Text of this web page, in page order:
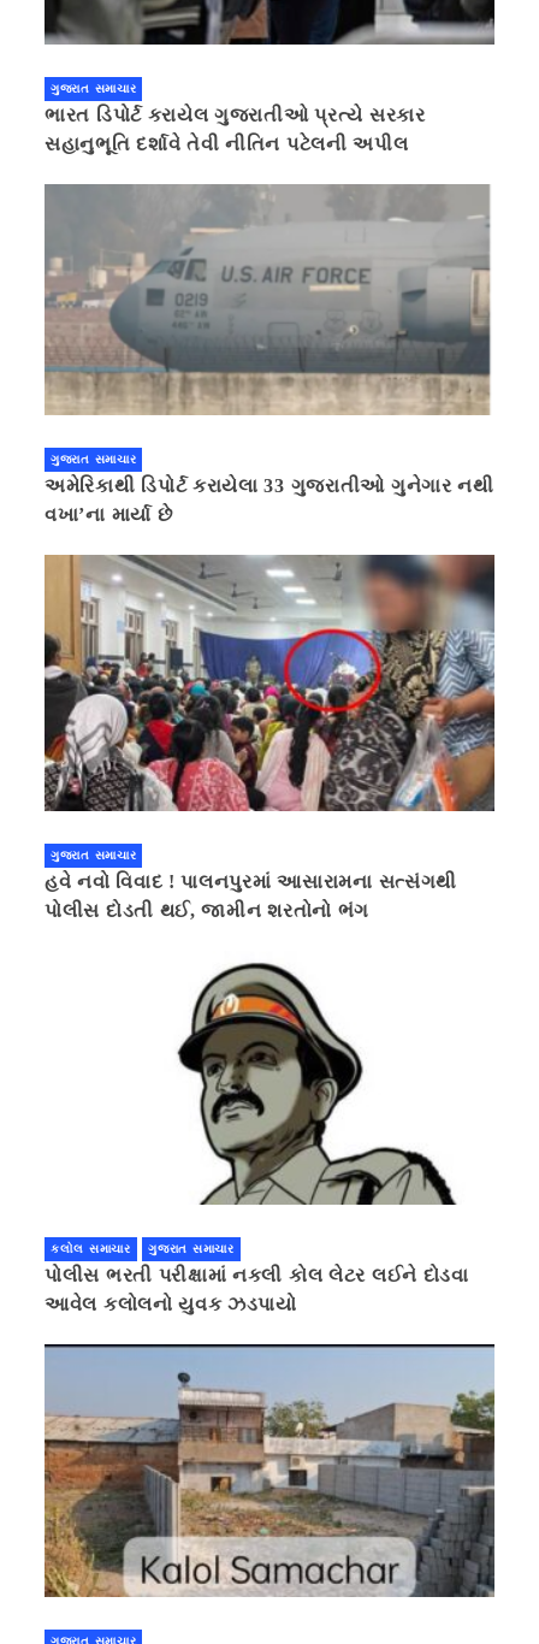
ગુજરાત સમાચાર
ભારત ડિપોર્ટ કરાયેલ ગુજરાતીઓ પ્રત્યે સરકાર
સહાનુભૂતિ દર્શાવે તેવી નીતિન પટેલની અપીલ
ગુજરાત સમાચાર
અમેરિકાથી ડિપોર્ટ કરાયેલા 33 ગુજરાતીઓ ગુનેગાર નથી
વખા’ના માર્યા છે
ગુજરાત સમાચાર
હવે નવો વિવાદ ! પાલનપુરમાં આસારામના સત્સંગથી
પોલીસ દોડતી થઈ, જામીન શરતોનો ભંગ
કલોલ સમાચાર ગુજરાત સમાચાર
પોલીસ ભરતી પરીક્ષામાં નકલી કોલ લેટર લઈને દોડવા
આવેલ કલોલનો યુવક ઝડપાયો
ગુજરાત સમાચાર